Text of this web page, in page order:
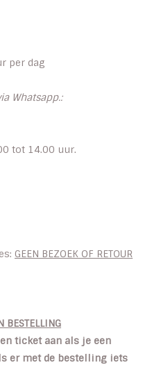
per dag
Whatsapp.:
tot 14.00 uur.
GEEN BEZOEK OF RETOUR
BESTELLING
ticket aan als je een
er met de bestelling iets